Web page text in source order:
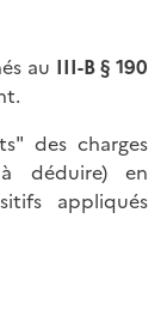
au III-B § 190
des charges
déduire) en
appliqués